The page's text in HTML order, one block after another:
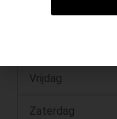
Woensdag
Vrijdag
Zaterdag